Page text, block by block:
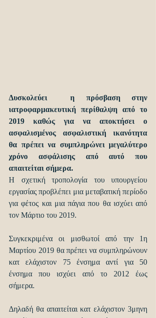
Δυσκολεύει  η πρόσβαση στην
ιατροφαρμακευτική περίθαλψη από το
2019 καθώς για να αποκτήσει ο
ασφαλισμένος ασφαλιστική ικανότητα
θα πρέπει να συμπληρώνει μεγαλύτερο
χρόνο ασφάλισης από αυτό που
απαιτείται σήμερα.
Η σχετική τροπολογία του υπουργείου
εργασίας προβλέπει μια μεταβατική περίοδο
για φέτος και μια πάγια που θα ισχύει από
τον Μάρτιο του 2019.
Συγκεκριμένα οι μισθωτοί από την 1η
Μαρτίου 2019 θα πρέπει να συμπληρώνουν
κατ ελάχιστον 75 ένσημα αντί για 50
ένσημα που ισχύει από το 2012 έως
σήμερα.
Δηλαδή θα απαιτείται κατ ελάχιστον 3μηνη